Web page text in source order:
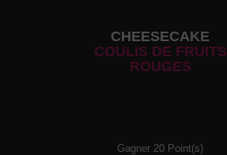
CHEESECAKE
COULIS DE FRUITS
ROUGES
Gagner 20 Point(s)